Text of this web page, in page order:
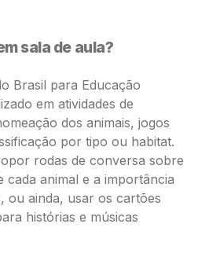
sala de aula?
Brasil para Educação
em atividades de
dos animais, jogos
por tipo ou habitat.
rodas de conversa sobre
cada animal e a importância
ou ainda, usar os cartões
histórias e músicas